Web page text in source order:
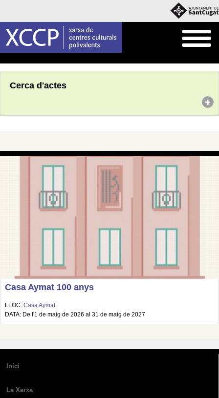
Cerca d'actes
Casa Aymat 100 anys
LLOC: Casa Aymat
DATA: De l'1 de maig de 2026 al 31 de maig de 2027
Inici
La Xarxa